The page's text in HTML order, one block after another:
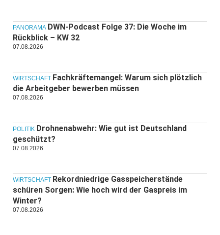
PANORAMA DWN-Podcast Folge 37: Die Woche im
Rückblick – KW 32
07.08.2026
WIRTSCHAFT Fachkräftemangel: Warum sich plötzlich
die Arbeitgeber bewerben müssen
07.08.2026
POLITIK Drohnenabwehr: Wie gut ist Deutschland
geschützt?
07.08.2026
WIRTSCHAFT Rekordniedrige Gasspeicherstände
schüren Sorgen: Wie hoch wird der Gaspreis im
Winter?
07.08.2026